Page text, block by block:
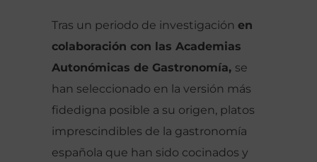
Tras un periodo de investigación en
colaboración con las Academias
Autonómicas de Gastronomía, se
han seleccionado en la versión más
fidedigna posible a su origen, platos
imprescindibles de la gastronomía
española que han sido cocinados y